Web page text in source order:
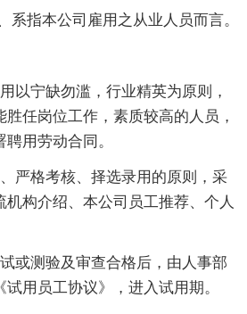
系指本公司雇用之从业人员而言。
以宁缺勿滥，行业精英为原则，
任岗位工作，素质较高的人员，
用劳动合同。
严格考核、择选录用的原则，采
机构介绍、本公司员工推荐、个人
或测验及审查合格后，由人事部
用员工协议》，进入试用期。